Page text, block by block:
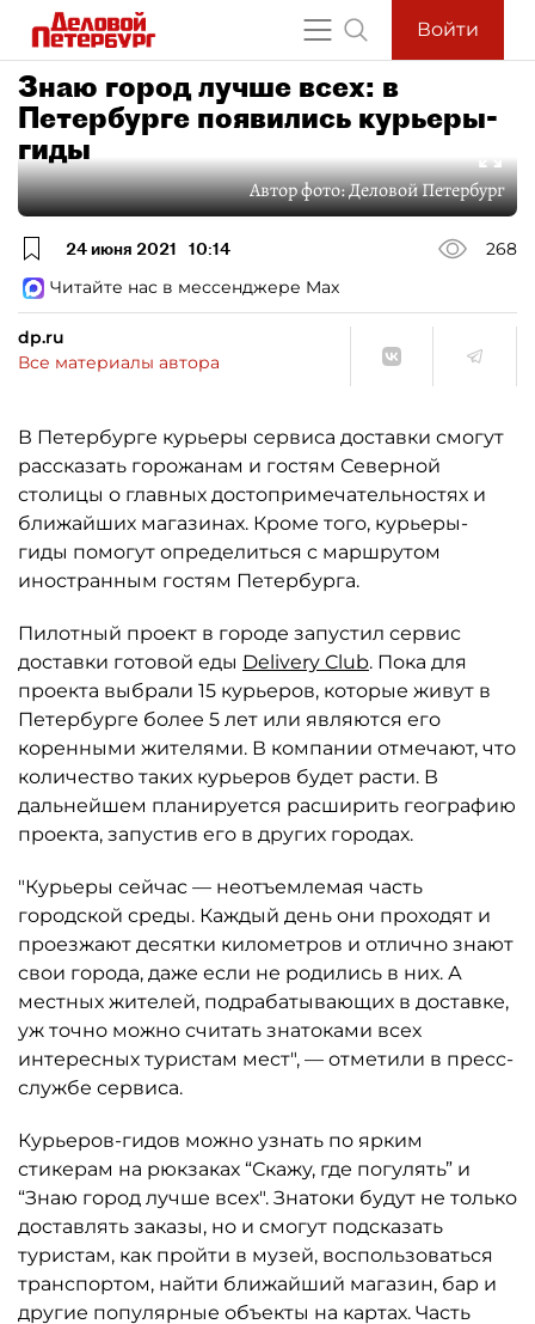
Войти
Знаю город лучше всех: в
Петербурге появились курьеры-
гиды
Автор фото:Деловой Петербург
24 июня 2021 10:14
268
Читайте нас в мессенджере Max
dp.ru
Все материалы автора
В Петербурге курьеры сервиса доставки смогут
рассказать горожанам и гостям Северной
столицы о главных достопримечательностях и
ближайших магазинах. Кроме того, курьеры-
гиды помогут определиться с маршрутом
иностранным гостям Петербурга.
Пилотный проект в городе запустил сервис
доставки готовой еды Delivery Club. Пока для
проекта выбрали 15 курьеров, которые живут в
Петербурге более 5 лет или являются его
коренными жителями. В компании отмечают, что
количество таких курьеров будет расти. В
дальнейшем планируется расширить географию
проекта, запустив его в других городах.
"Курьеры сейчас — неотъемлемая часть
городской среды. Каждый день они проходят и
проезжают десятки километров и отлично знают
свои города, даже если не родились в них. А
местных жителей, подрабатывающих в доставке,
уж точно можно считать знатоками всех
интересных туристам мест", — отметили в пресс-
службе сервиса.
Курьеров-гидов можно узнать по ярким
стикерам на рюкзаках “Скажу, где погулять” и
“Знаю город лучше всех". Знатоки будут не только
доставлять заказы, но и смогут подсказать
туристам, как пройти в музей, воспользоваться
транспортом, найти ближайший магазин, бар и
другие популярные объекты на картах. Часть